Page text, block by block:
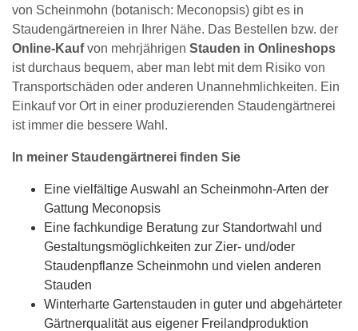
von Scheinmohn (botanisch: Meconopsis) gibt es in
Staudengärtnereien in Ihrer Nähe. Das Bestellen bzw. der
Online-Kaufvon mehrjährigen Stauden in Onlineshops
ist durchaus bequem, aber man lebt mit dem Risiko von
Transportschäden oder anderen Unannehmlichkeiten. Ein
Einkauf vor Ort in einer produzierenden Staudengärtnerei
ist immer die bessere Wahl.
In meiner Staudengärtnerei finden Sie
Eine vielfältige Auswahl an Scheinmohn-Arten der
Gattung Meconopsis
Eine fachkundige Beratung zur Standortwahl und
Gestaltungsmöglichkeiten zur Zier- und/oder
Staudenpflanze Scheinmohn und vielen anderen
Stauden
Winterharte Gartenstauden in guter und abgehärteter
Gärtnerqualität aus eigener Freilandproduktion